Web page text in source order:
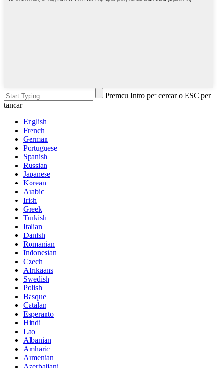
Premeu Intro per cercar o ESC per
tancar
English
French
German
Portuguese
Spanish
Russian
Japanese
Korean
Arabic
Irish
Greek
Turkish
Italian
Danish
Romanian
Indonesian
Czech
Afrikaans
Swedish
Polish
Basque
Catalan
Esperanto
Hindi
Lao
Albanian
Amharic
Armenian
Azerbaijani